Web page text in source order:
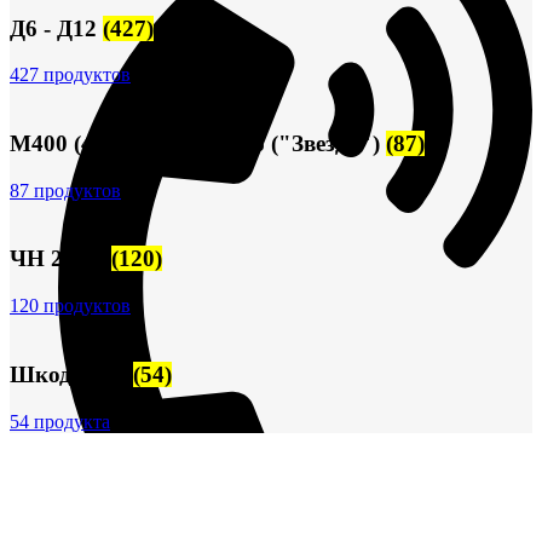
Д6 - Д12 (427)
427 продуктов
М400 (401), М500, М756 ("Звезда") (87)
87 продуктов
ЧН 25/34 (120)
120 продуктов
Шкода-275 (54)
54 продукта